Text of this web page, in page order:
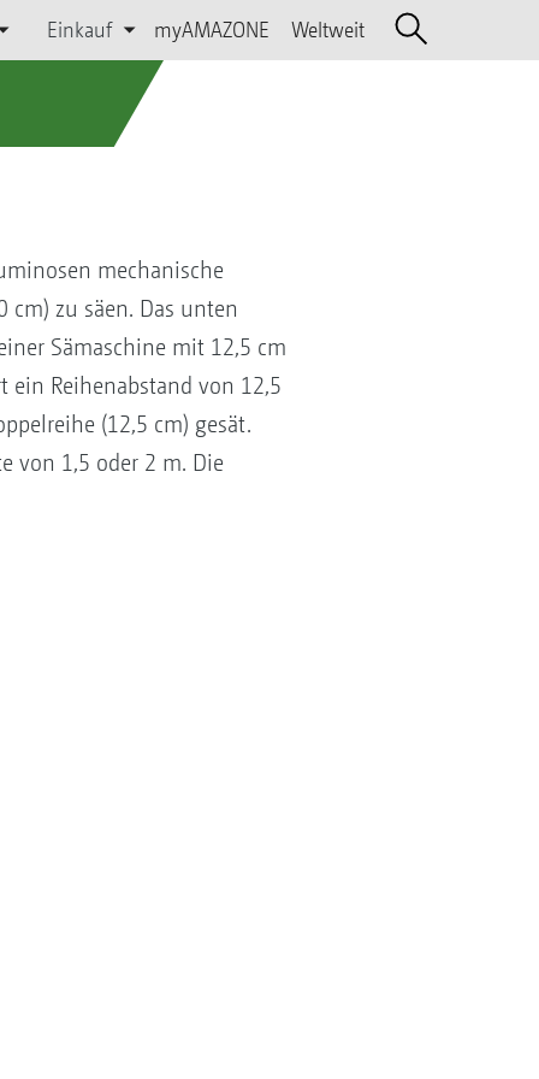
Einkauf myAMAZONE Weltweit
mechanische
zu säen. Das unten
Sämaschine mit 12,5 cm
ein Reihenabstand von 12,5
(12,5 cm) gesät.
von 1,5 oder 2 m. Die